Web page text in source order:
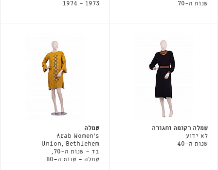
שנות ה-70
1973 - 1974
שמלה רקומה וחגורה
לא ידוע
שנות ה-40
שמלה
Arab Women's
Union, Bethlehem
בד - שנות ה-70,
שמלה - שנות ה-80